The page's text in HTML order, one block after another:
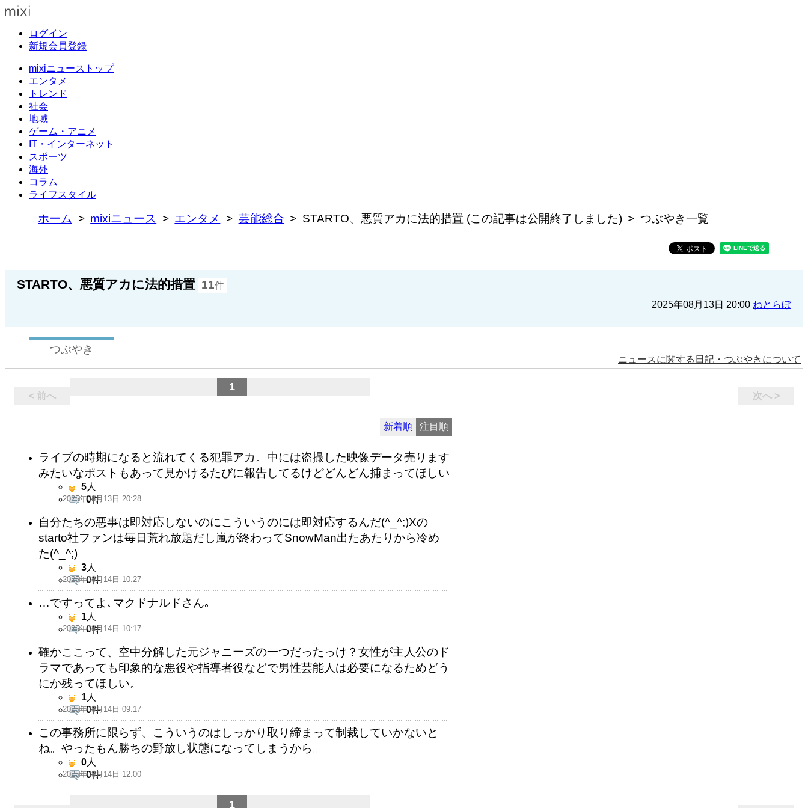
ログイン
新規会員登録
mixiニューストップ
エンタメ
トレンド
社会
地域
ゲーム・アニメ
IT・インターネット
スポーツ
海外
コラム
ライフスタイル
ホーム mixiニュース エンタメ 芸能総合 STARTO、悪質アカに法的措置 (この記事は公開終了しました) つぶやき一覧
STARTO、悪質アカに法的措置 11件
2025年08月13日 20:00 ねとらぼ
つぶやき
ニュースに関する日記・つぶやきについて
< 前へ
1
次へ >
新着順 注目順
ライブの時期になると流れてくる犯罪アカ。中には盗撮した映像データ売ります
みたいなポストもあって見かけるたびに報告してるけどどんどん捕まってほしい
2025年08月13日 20:28
5人
0件
自分たちの悪事は即対応しないのにこういうのには即対応するんだ(^_^;)Xの
starto社ファンは毎日荒れ放題だし嵐が終わってSnowMan出たあたりから冷め
た(^_^;)
2025年08月14日 10:27
3人
0件
…ですってよ､マクドナルドさん｡
2025年08月14日 10:17
1人
0件
確かここって、空中分解した元ジャニーズの一つだったっけ？女性が主人公のド
ラマであっても印象的な悪役や指導者役などで男性芸能人は必要になるためどう
にか残ってほしい。
2025年08月14日 09:17
1人
0件
この事務所に限らず、こういうのはしっかり取り締まって制裁していかないと
ね。やったもん勝ちの野放し状態になってしまうから。
2025年08月14日 12:00
0人
0件
1